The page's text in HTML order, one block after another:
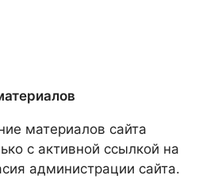
материалов сайта
с активной ссылкой на
администрации сайта.